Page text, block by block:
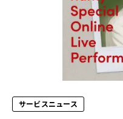
サービスニュース